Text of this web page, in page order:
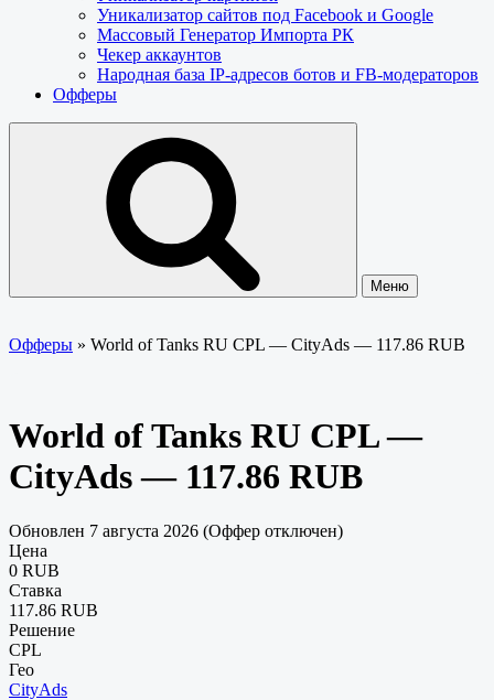
Уникализатор сайтов под Facebook и Google
Массовый Генератор Импорта РК
Чекер аккаунтов
Народная база IP-адресов ботов и FB-модераторов
Офферы
Меню
Офферы » World of Tanks RU CPL — CityAds — 117.86 RUB
World of Tanks RU CPL —
CityAds — 117.86 RUB
Обновлен 7 августа 2026 (Оффер отключен)
Цена
0 RUB
Ставка
117.86 RUB
Решение
CPL
Гео
CityAds